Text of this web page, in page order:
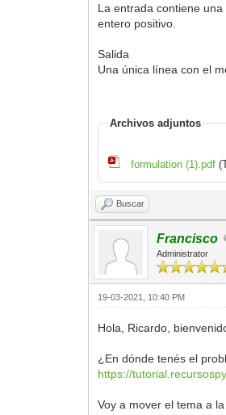
La entrada contiene
entero positivo.
Salida
Una única línea con el
Archivos adjuntos
formulation (1).pdf
Buscar
Francisco
Administrator
19-03-2021, 10:40 PM
Hola, Ricardo,
¿En dónde tenés el
https://
Voy a mover el tema a